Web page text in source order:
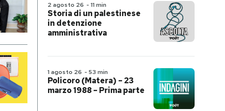
2 agosto 26 - 11 min
Storia di un palestinese
in detenzione
amministrativa
1 agosto 26 - 53 min
Policoro (Matera) – 23
marzo 1988 – Prima parte